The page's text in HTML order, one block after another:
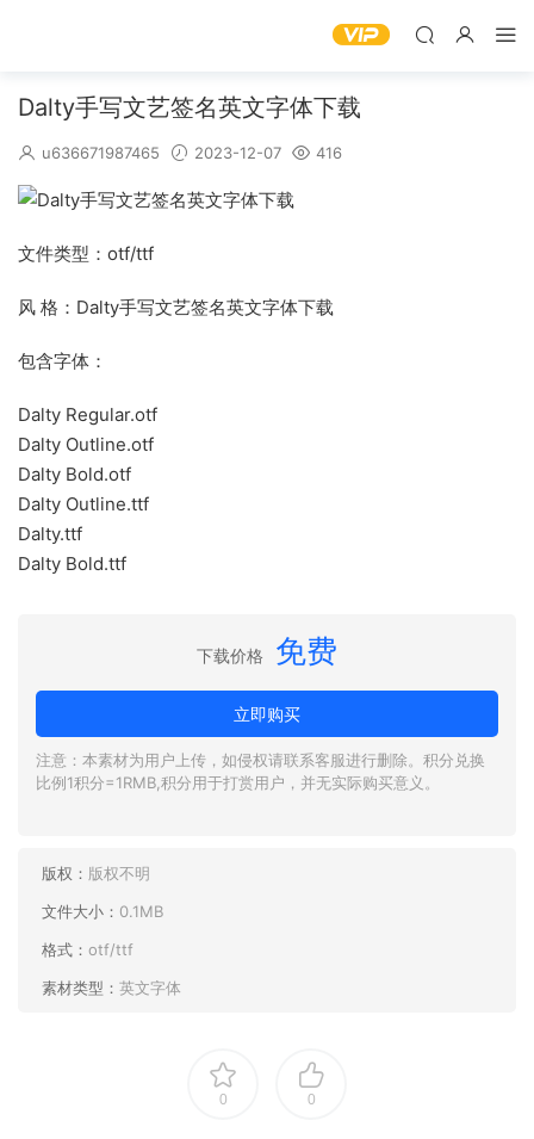
Dalty手写文艺签名英文字体下载
u636671987465 2023-12-07 416
文件类型：otf/ttf
风 格：Dalty手写文艺签名英文字体下载
包含字体：
Dalty Regular.otf
Dalty Outline.otf
Dalty Bold.otf
Dalty Outline.ttf
Dalty.ttf
Dalty Bold.ttf
下载价格 免费
立即购买
注意：本素材为用户上传，如侵权请联系客服进行删除。积分兑换
比例1积分=1RMB,积分用于打赏用户，并无实际购买意义。
版权： 版权不明
文件大小： 0.1MB
格式： otf/ttf
素材类型： 英文字体
0 0